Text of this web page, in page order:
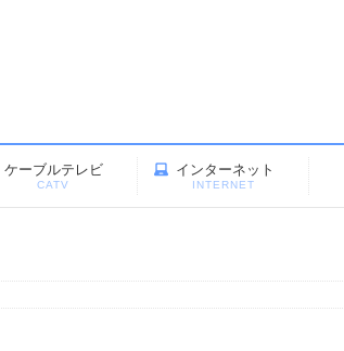
ケーブルテレビ
CATV
インターネット
INTERNET